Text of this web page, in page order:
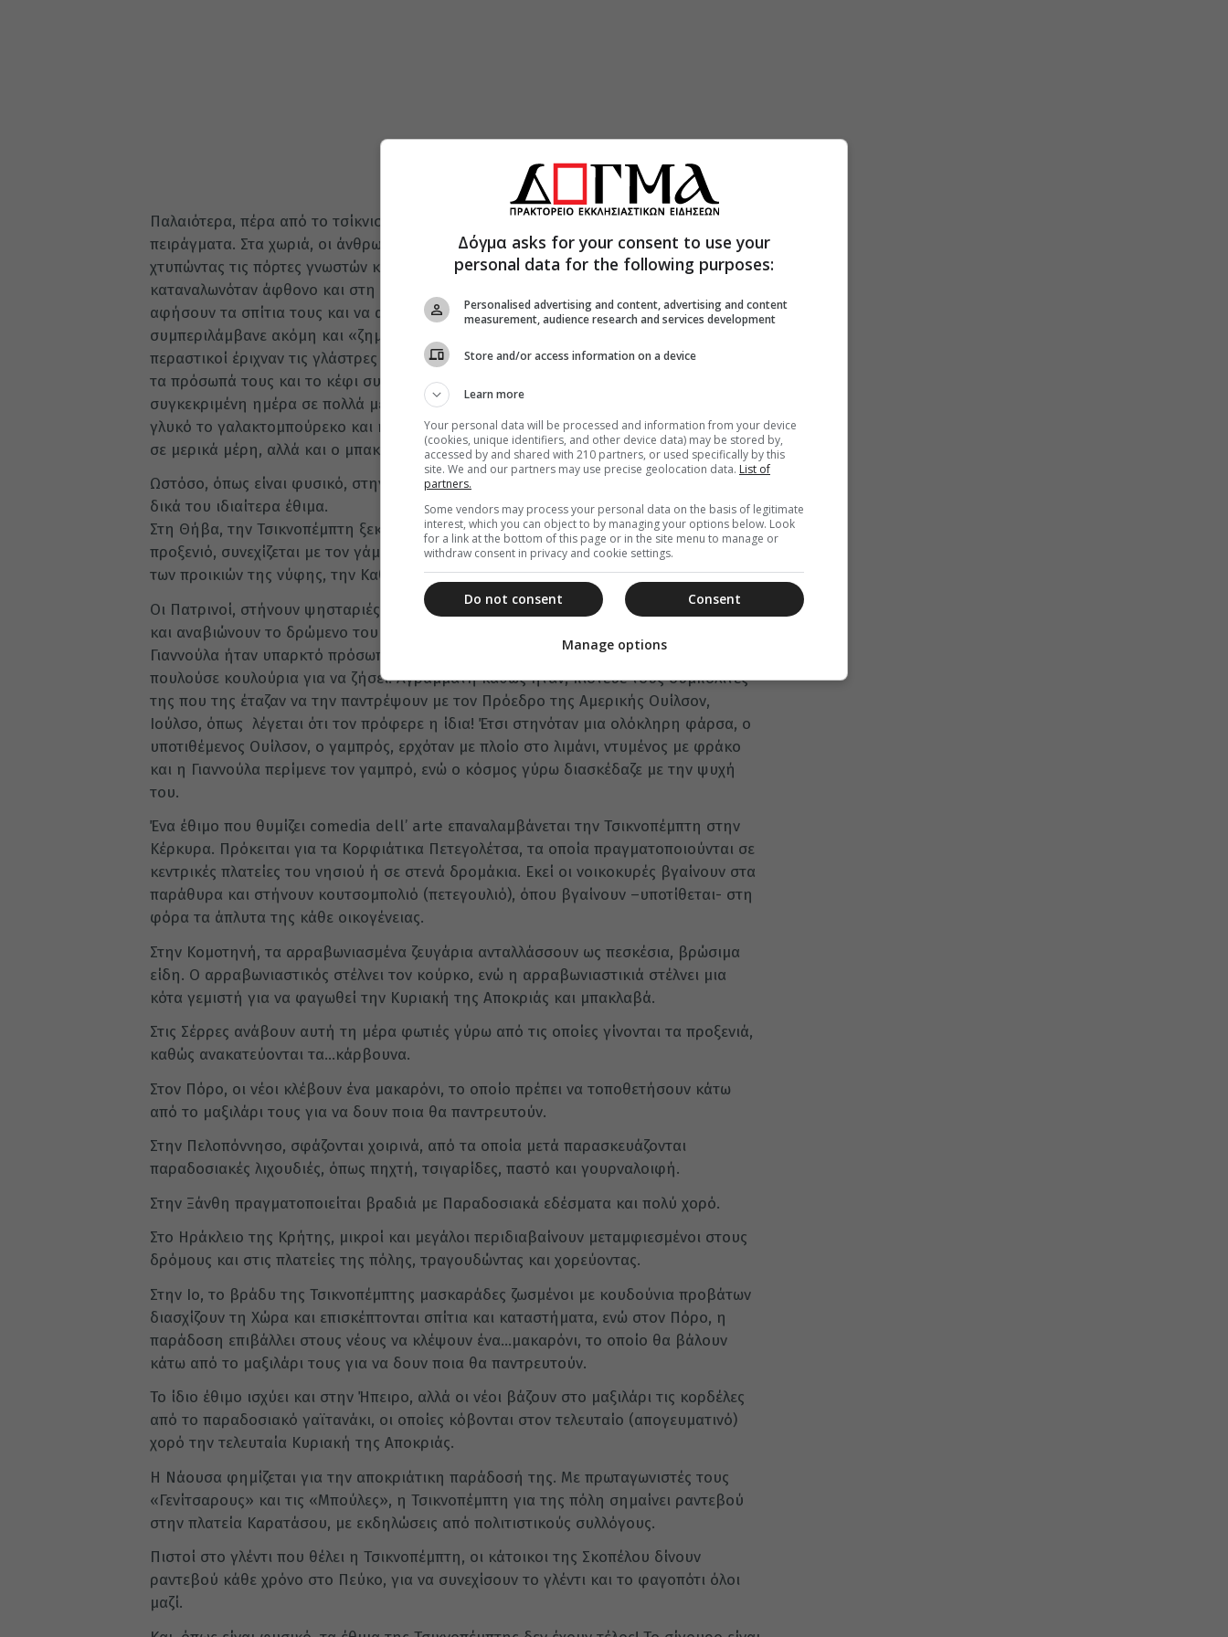
Παλαιότερα, πέρα από το τσίκνισμα, το «εθιμοτυπικό» απαιτούσε μεταμφίεση και
πειράγματα. Στα χωριά, οι άνθρωποι γυρνούσαν κατά παρέες από σπίτι σε σπίτι,
χτυπώντας τις πόρτες γνωστών και αγνώστων, ζητώντας κέρασμα και κρασί, το οποίο
καταναλωνόταν άφθονο και στη διαδρομή, με την απαίτηση οι νοικοκυραίοι να
αφήσουν τα σπίτια τους και να ακολουθήσουν την κεφάτη παρέα. Το έθιμο
συμπεριλάμβανε ακόμη και «ζημιές» στον εξωτερικό χώρο των σπιτιών, όπου οι
περαστικοί έριχναν τις γλάστρες κάτω για να χυθεί το χώμα στις αυλές, μουτζούρωναν
τα πρόσωπά τους και το κέφι συνεχιζόταν μέχρι πρωίας. Εκτός από την κρεοφαγία τη
συγκεκριμένη ημέρα σε πολλά μέρη της Ελλάδας συνηθίζεται να προσφέρεται ως
γλυκό το γαλακτομπούρεκο και η γλυκιά κολοκυθόπιτα, κουγκουλούαρι όπως λέγεται
σε μερικά μέρη, αλλά και ο μπακλαβάς στη βόρεια Ελλάδα.
Ωστόσο, όπως είναι φυσικό, στην πορεία του χρόνου, κάθε τόπος ανέπτυξε και τα
δικά του ιδιαίτερα έθιμα.
Στη Θήβα, την Τσικνοπέμπτη ξεκινά ο «βλάχικος» γάμος, που περιλαμβάνει το
προξενιό, συνεχίζεται με τον γάμο και ολοκληρώνεται με το γλέντι και την «επίδοση»
των προικιών της νύφης, την Καθαρή Δευτέρα.
Οι Πατρινοί, στήνουν ψησταριές ακόμη και στα πεζοδρόμια, έξω από τα μαγαζιά τους,
και αναβιώνουν το δρώμενο του γάμου «Της Γιαννούλας της Κουλουρούς». Η
Γιαννούλα ήταν υπαρκτό πρόσωπο, που έζησε πριν τον Β’ Παγκόσμιο Πόλεμο και
πουλούσε κουλούρια για να ζήσει. Αγράμματη καθώς ήταν, πίστευε τους συμπολίτες
της που της έταζαν να την παντρέψουν με τον Πρόεδρο της Αμερικής Ουίλσον,
Ιούλσο, όπως λέγεται ότι τον πρόφερε η ίδια! Έτσι στηνόταν μια ολόκληρη φάρσα, ο
υποτιθέμενος Ουίλσον, ο γαμπρός, ερχόταν με πλοίο στο λιμάνι, ντυμένος με φράκο
και η Γιαννούλα περίμενε τον γαμπρό, ενώ ο κόσμος γύρω διασκέδαζε με την ψυχή
του.
Ένα έθιμο που θυμίζει comedia dell’ arte επαναλαμβάνεται την Τσικνοπέμπτη στην
Κέρκυρα. Πρόκειται για τα Κορφιάτικα Πετεγολέτσα, τα οποία πραγματοποιούνται σε
κεντρικές πλατείες του νησιού ή σε στενά δρομάκια. Εκεί οι νοικοκυρές βγαίνουν στα
παράθυρα και στήνουν κουτσομπολιό (πετεγουλιό), όπου βγαίνουν –υποτίθεται- στη
φόρα τα άπλυτα της κάθε οικογένειας.
Στην Κομοτηνή, τα αρραβωνιασμένα ζευγάρια ανταλλάσσουν ως πεσκέσια, βρώσιμα
είδη. Ο αρραβωνιαστικός στέλνει τον κούρκο, ενώ η αρραβωνιαστικιά στέλνει μια
κότα γεμιστή για να φαγωθεί την Κυριακή της Αποκριάς και μπακλαβά.
Στις Σέρρες ανάβουν αυτή τη μέρα φωτιές γύρω από τις οποίες γίνονται τα προξενιά,
καθώς ανακατεύονται τα…κάρβουνα.
Στον Πόρο, οι νέοι κλέβουν ένα μακαρόνι, το οποίο πρέπει να τοποθετήσουν κάτω
από το μαξιλάρι τους για να δουν ποια θα παντρευτούν.
Στην Πελοπόννησο, σφάζονται χοιρινά, από τα οποία μετά παρασκευάζονται
παραδοσιακές λιχουδιές, όπως πηχτή, τσιγαρίδες, παστό και γουρναλοιφή.
Στην Ξάνθη πραγματοποιείται βραδιά με Παραδοσιακά εδέσματα και πολύ χορό.
Στο Ηράκλειο της Κρήτης, μικροί και μεγάλοι περιδιαβαίνουν μεταμφιεσμένοι στους
δρόμους και στις πλατείες της πόλης, τραγουδώντας και χορεύοντας.
Στην Ιο, το βράδυ της Τσικνοπέμπτης μασκαράδες ζωσμένοι με κουδούνια προβάτων
διασχίζουν τη Χώρα και επισκέπτονται σπίτια και καταστήματα, ενώ στον Πόρο, η
παράδοση επιβάλλει στους νέους να κλέψουν ένα…μακαρόνι, το οποίο θα βάλουν
κάτω από το μαξιλάρι τους για να δουν ποια θα παντρευτούν.
Το ίδιο έθιμο ισχύει και στην Ήπειρο, αλλά οι νέοι βάζουν στο μαξιλάρι τις κορδέλες
από το παραδοσιακό γαϊτανάκι, οι οποίες κόβονται στον τελευταίο (απογευματινό)
χορό την τελευταία Κυριακή της Αποκριάς.
Η Νάουσα φημίζεται για την αποκριάτικη παράδοσή της. Με πρωταγωνιστές τους
«Γενίτσαρους» και τις «Μπούλες», η Τσικνοπέμπτη για της πόλη σημαίνει ραντεβού
στην πλατεία Καρατάσου, με εκδηλώσεις από πολιτιστικούς συλλόγους.
Πιστοί στο γλέντι που θέλει η Τσικνοπέμπτη, οι κάτοικοι της Σκοπέλου δίνουν
ραντεβού κάθε χρόνο στο Πεύκο, για να συνεχίσουν το γλέντι και το φαγοπότι όλοι
μαζί.
Δόγμα asks for your consent to use your
personal data for the following purposes:
Personalised advertising and content, advertising and content
measurement, audience research and services development
Store and/or access information on a device
Learn more
Your personal data will be processed and information from your device
(cookies, unique identifiers, and other device data) may be stored by,
accessed by and shared with 210 partners, or used specifically by this
site. We and our partners may use precise geolocation data. List of
partners.
Some vendors may process your personal data on the basis of legitimate
interest, which you can object to by managing your options below. Look
for a link at the bottom of this page or in the site menu to manage or
withdraw consent in privacy and cookie settings.
Consent
Do not consent
Manage options